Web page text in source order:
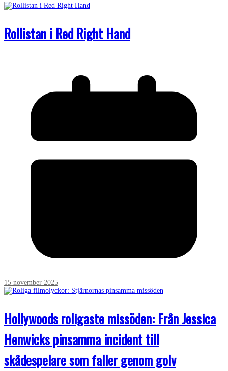
Rollistan i Red Right Hand
15 november 2025
Hollywoods roligaste missöden: Från Jessica
Henwicks pinsamma incident till
skådespelare som faller genom golv